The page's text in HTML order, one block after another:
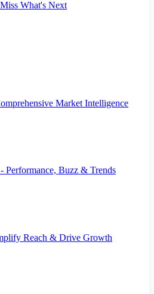
What's Next
Market Intelligence
Performance, Buzz & Trends
Reach & Drive Growth